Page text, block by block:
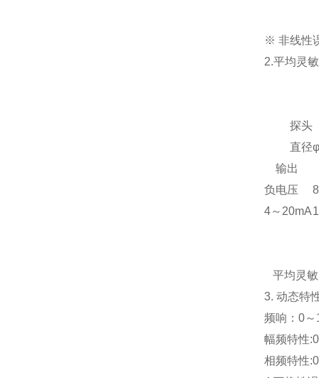
※ 非线性
2.平均灵
探头
直径
输出
负电压
4～20mA
平均灵
3. 动态特
频响：0
幅频特性
相频特性